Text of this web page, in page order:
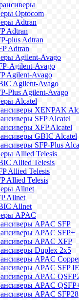
Optocom
Adtran
Adtran
plus Adtran
Adtran
Agilent-Avago
Agilent-Avago
Agilent-Avago
Agilent-Avago
Plus Agilent-Avago
Alcatel
XENPAK
SFP Alcatel
XFP Alcatel
GBIC Alcatel
SFP-Plus
Allied Telesis
Allied Telesis
Allied Telesis
Allied Telesis
Allnet
Allnet
Allnet
APAC
APAC SFP
APAC SFP+
APAC XFP
Duplex 2x5
APAC
APAC SFP
APAC
APAC
APAC SFP28